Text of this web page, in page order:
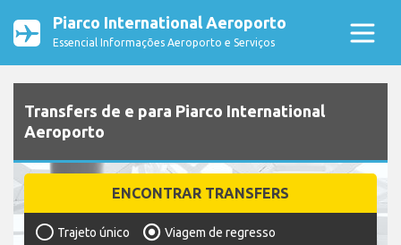
Piarco International Aeroporto
Essencial Informações Aeroporto e Serviços
Transfers de e para Piarco International
Aeroporto
ENCONTRAR TRANSFERS
Trajeto único
Viagem de regresso